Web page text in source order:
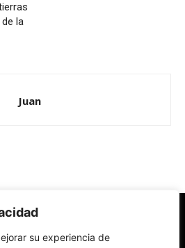
su experiencia de
la
Juan
Iglesia católica y la sociedad